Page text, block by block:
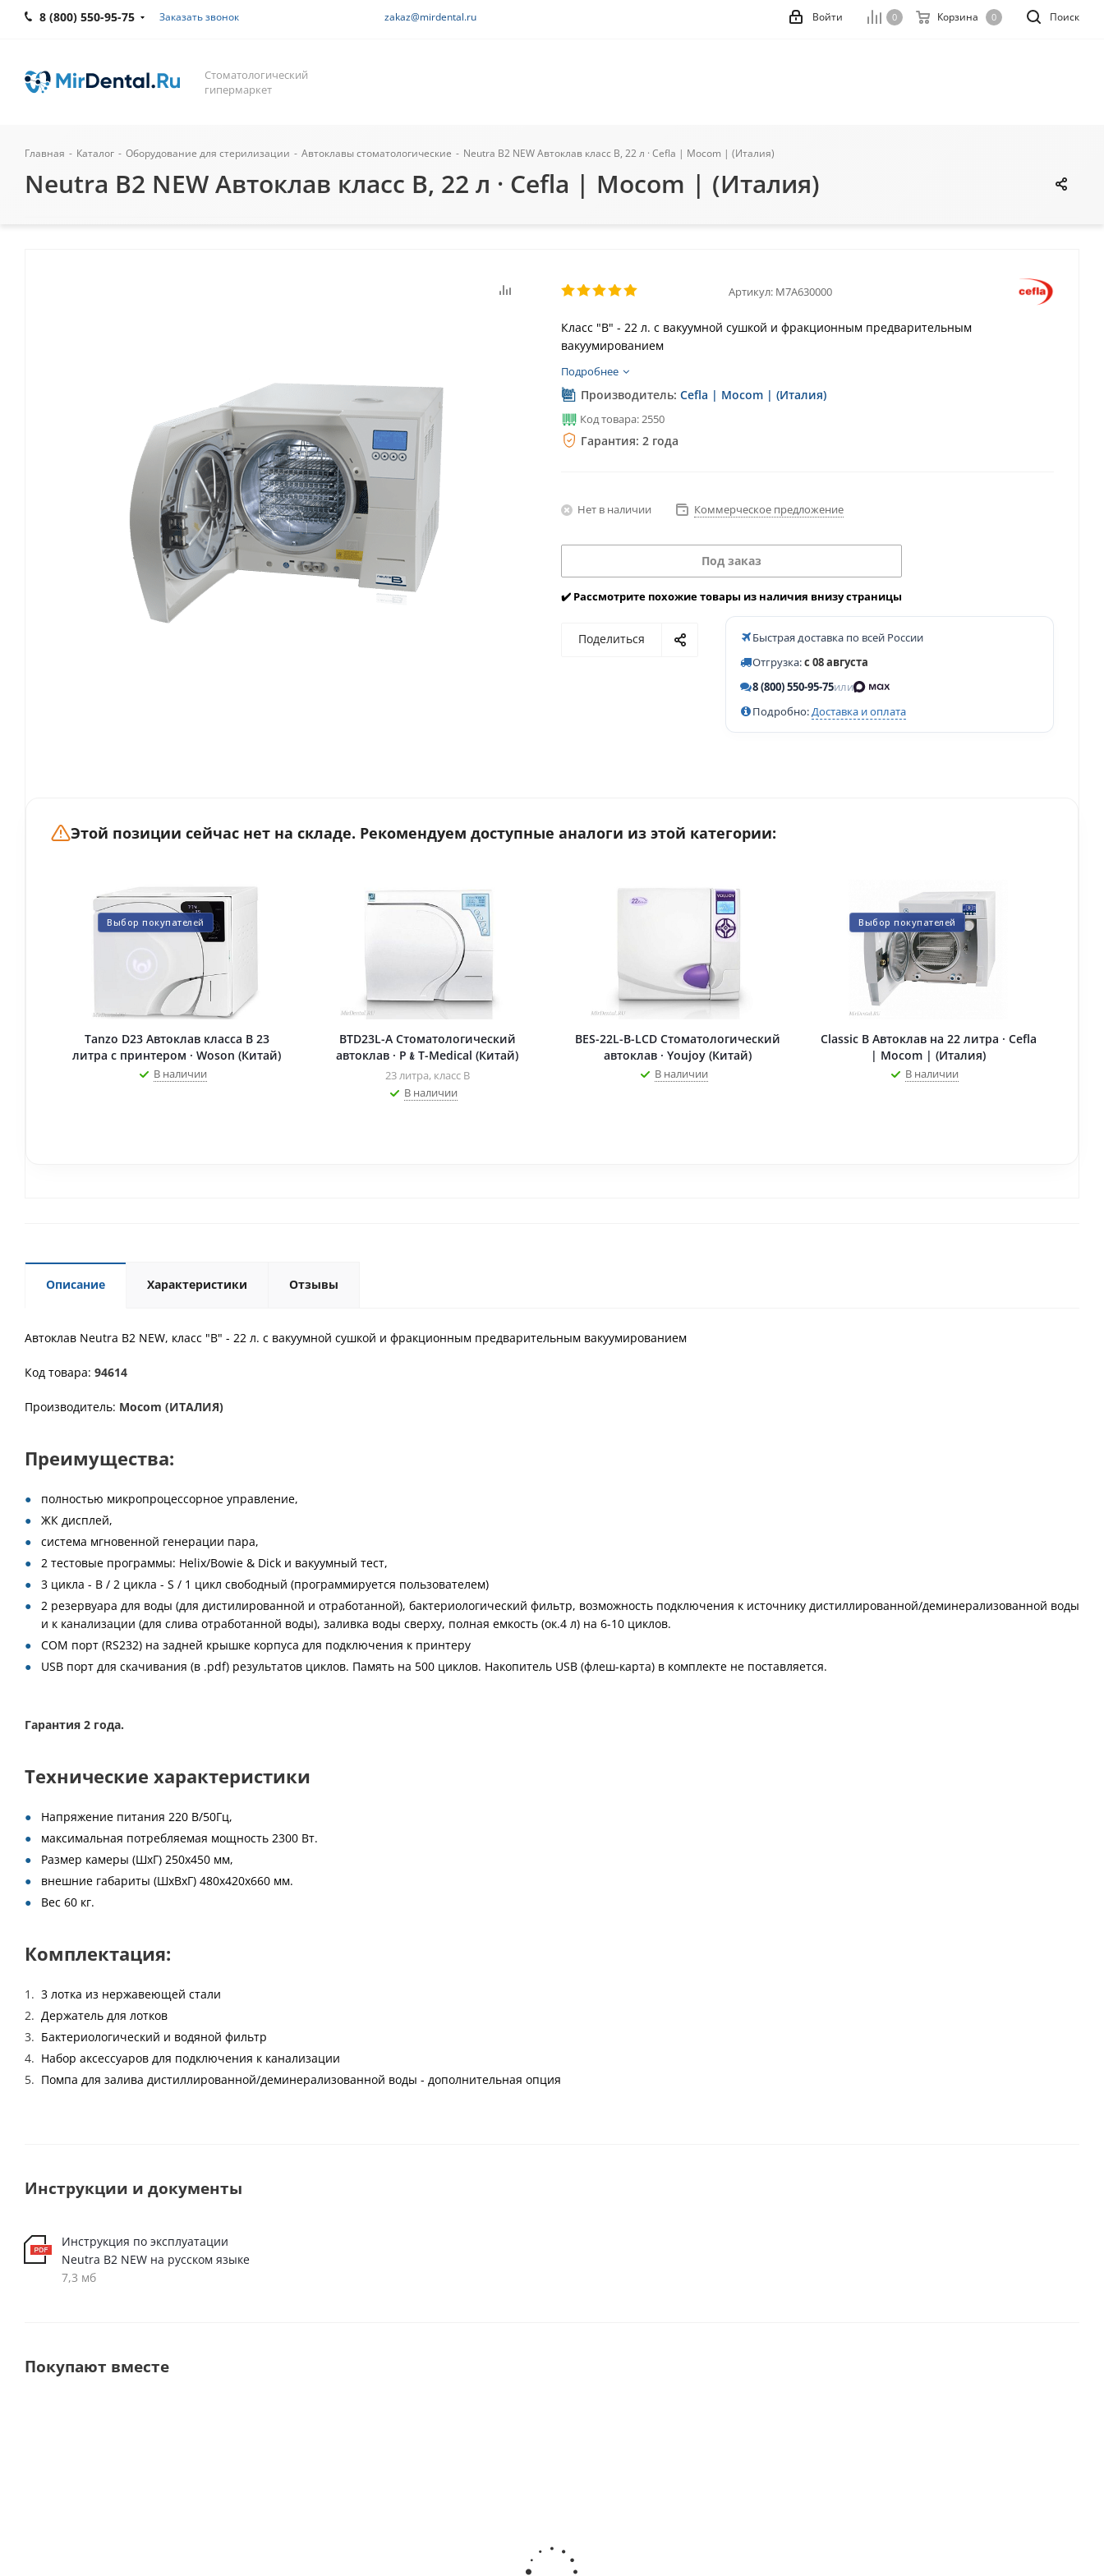
8 (800) 550-95-75 Заказать звонок zakaz@mirdental.ru Поиск
0 Корзина 0
Войти
Стоматологический
гипермаркет
Главная - Каталог - Оборудование для стерилизации - Автоклавы стоматологические - Neutra B2 NEW Автоклав класс B, 22 л · Cefla | Mocom | (Италия)
Neutra B2 NEW Автоклав класс B, 22 л · Cefla | Mocom | (Италия)
Артикул: M7A630000
Класс "B" - 22 л. с вакуумной сушкой и фракционным предварительным
вакуумированием
Подробнее
Производитель: Cefla | Mocom | (Италия)
Код товара: 2550
Гарантия: 2 года
Нет в наличии Коммерческое предложение
Под заказ
✔️ Рассмотрите похожие товары из наличия внизу страницы
Поделиться
Быстрая доставка по всей России
Отгрузка:с 08 августа
8 (800) 550-95-75или
Подробно:Доставка и оплата
Этой позиции сейчас нет на складе. Рекомендуем доступные аналоги из этой категории:
Выбор покупателей
Tanzo D23 Автоклав класса B 23
литра с принтером · Woson (Китай)
В наличии
BTD23L-A Стоматологический
автоклав · P﹠T-Medical (Китай)
23 литра, класс B
В наличии
BES-22L-B-LCD Стоматологический
автоклав · Youjoy (Китай)
В наличии
Выбор покупателей
Classic B Автоклав на 22 литра · Cefla
| Mocom | (Италия)
В наличии
Описание Характеристики Отзывы
Автоклав Neutra B2 NEW, класс "B" - 22 л. с вакуумной сушкой и фракционным предварительным вакуумированием
Код товара: 94614
Производитель: Mocom (ИТАЛИЯ)
Преимущества:
полностью микропроцессорное управление,
ЖК дисплей,
система мгновенной генерации пара,
2 тестовые программы: Helix/Bowie & Dick и вакуумный тест,
3 цикла - В / 2 цикла - S / 1 цикл свободный (программируется пользователем)
2 резервуара для воды (для дистилированной и отработанной), бактериологический фильтр, возможность подключения к источнику дистиллированной/деминерализованной воды
и к канализации (для слива отработанной воды), заливка воды сверху, полная емкость (ок.4 л) на 6-10 циклов.
COM порт (RS232) на задней крышке корпуса для подключения к принтеру
USB порт для скачивания (в .pdf) результатов циклов. Память на 500 циклов. Накопитель USB (флеш-карта) в комплекте не поставляется.
Гарантия 2 года.
Технические характеристики
Напряжение питания 220 В/50Гц,
максимальная потребляемая мощность 2300 Вт.
Размер камеры (ШхГ) 250х450 мм,
внешние габариты (ШxВxГ) 480х420х660 мм.
Вес 60 кг.
Комплектация:
3 лотка из нержавеющей стали
Держатель для лотков
Бактериологический и водяной фильтр
Набор аксессуаров для подключения к канализации
Помпа для залива дистиллированной/деминерализованной воды - дополнительная опция
Инструкции и документы
Инструкция по эксплуатации
Neutra B2 NEW на русском языке
7,3 мб
Покупают вместе